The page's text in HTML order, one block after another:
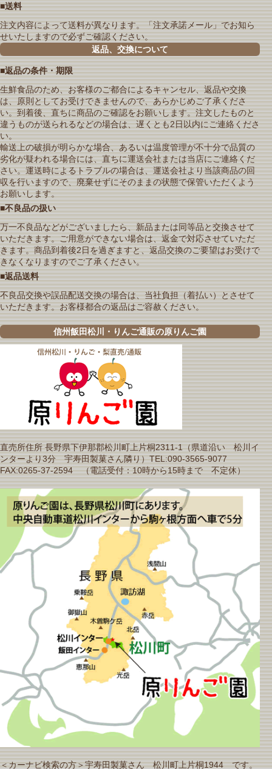
■送料
注文内容によって送料が異なります。「注文承諾メール」でお知ら
せいたしますので必ずご確認ください。
返品、交換について
■返品の条件・期限
生鮮食品のため、お客様のご都合によるキャンセル、返品や交換
は、原則としてお受けできませんので、あらかじめご了承くださ
い。到着後、直ちに商品のご確認をお願いします。注文したものと
違うものが送られるなどの場合は、遅くとも2日以内にご連絡くださ
い。
輸送上の破損が明らかな場合、あるいは温度管理が不十分で品質の
劣化が疑われる場合には、直ちに運送会社または当店にご連絡くだ
さい。運送時によるトラブルの場合は、運送会社より当該商品の回
収を行いますので、廃棄せずにそのままの状態で保管いただくよう
お願いします。
■不良品の扱い
万一不良品などがございましたら、新品または同等品と交換させて
いただきます。ご用意ができない場合は、返金で対応させていただ
きます。商品到着後2日を過ぎますと、返品交換のご要望はお受けで
きなくなりますのでご了承ください。
■返品送料
不良品交換や誤品配送交換の場合は、当社負担（着払い）とさせて
いただきます。お客様都合の返品はご容赦ください。
信州飯田松川・りんご通販の原りんご園
直売所住所 長野県下伊那郡松川町上片桐2311-1（県道沿い 松川イ
ンターより3分 宇寿田製菓さん隣り）TEL:090-3565-9077
FAX:0265-37-2594 （電話受付：10時から15時まで 不定休）
＜カーナビ検索の方＞宇寿田製菓さん 松川町上片桐1944 です。